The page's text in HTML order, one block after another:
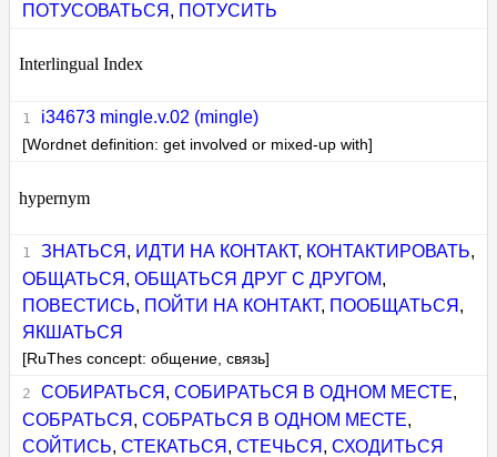
ПОТУСОВАТЬСЯ , ПОТУСИТЬ
Interlingual Index
i34673 mingle.v.02 (mingle)
[Wordnet definition: get involved or mixed-up with]
hypernym
ЗНАТЬСЯ , ИДТИ НА КОНТАКТ, КОНТАКТИРОВАТЬ,
ОБЩАТЬСЯ ,ОБЩАТЬСЯ ДРУГ С ДРУГОМ,
ПОВЕСТИСЬ, ПОЙТИ НА КОНТАКТ, ПООБЩАТЬСЯ ,
ЯКШАТЬСЯ
[RuThes concept: общение, связь]
СОБИРАТЬСЯ , СОБИРАТЬСЯ В ОДНОМ МЕСТЕ,
СОБРАТЬСЯ ,СОБРАТЬСЯ В ОДНОМ МЕСТЕ,
СОЙТИСЬ,СТЕКАТЬСЯ ,СТЕЧЬСЯ ,СХОДИТЬСЯ